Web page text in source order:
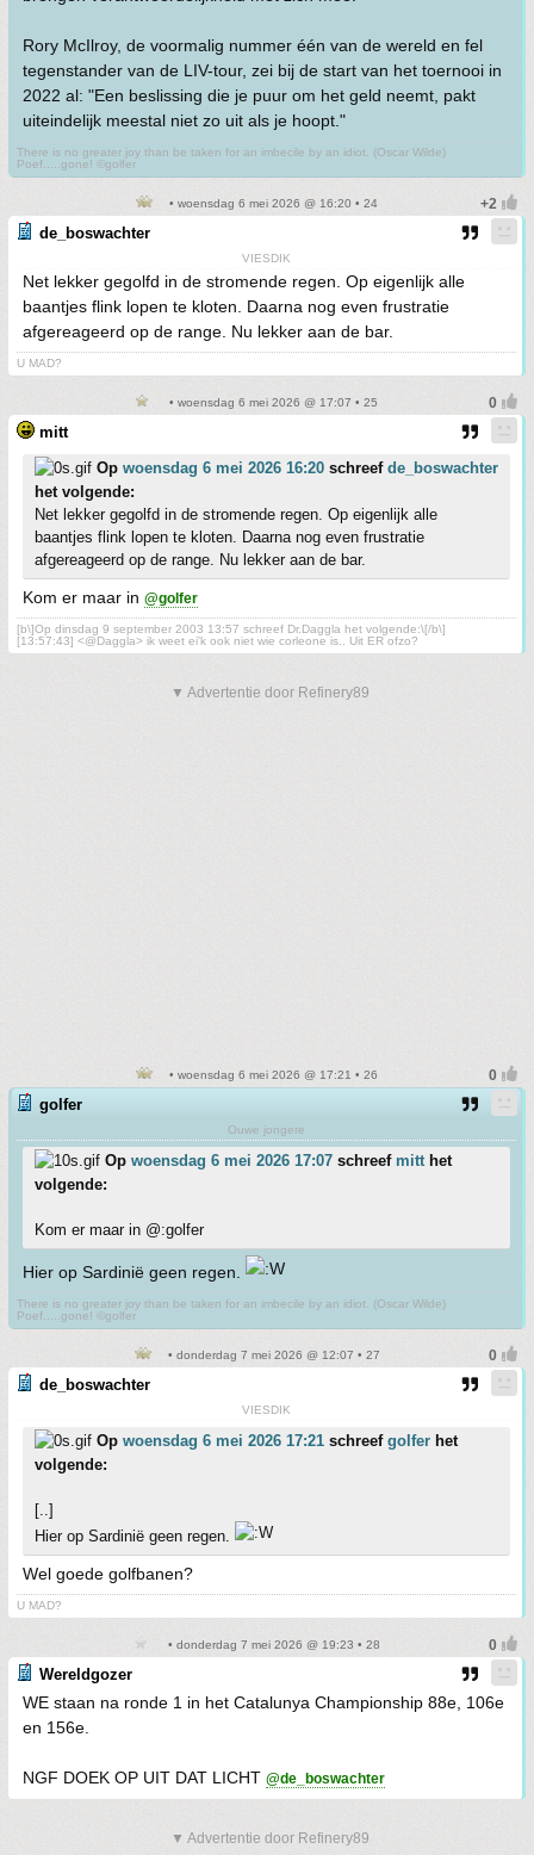
Rory McIlroy, de voormalig nummer één van de wereld en fel
tegenstander van de LIV-tour, zei bij de start van het toernooi in
2022 al: "Een beslissing die je puur om het geld neemt, pakt
uiteindelijk meestal niet zo uit als je hoopt."
There is no greater joy than be taken for an imbecile by an idiot. (Oscar Wilde)
Poef.....gone! ©golfer
• woensdag 6 mei 2026 @ 16:20 • 24
de_boswachter
VIESDIK
Net lekker gegolfd in de stromende regen. Op eigenlijk alle
baantjes flink lopen te kloten. Daarna nog even frustratie
afgereageerd op de range. Nu lekker aan de bar.
U MAD?
• woensdag 6 mei 2026 @ 17:07 • 25
mitt
Op woensdag 6 mei 2026 16:20 schreef de_boswachter
het volgende:
Net lekker gegolfd in de stromende regen. Op eigenlijk alle
baantjes flink lopen te kloten. Daarna nog even frustratie
afgereageerd op de range. Nu lekker aan de bar.
Kom er maar in @golfer
[b\]Op dinsdag 9 september 2003 13:57 schreef Dr.Daggla het volgende:\[/b\]
[13:57:43] <@Daggla> ik weet ei'k ook niet wie corleone is.. Uit ER ofzo?
▼ Advertentie door Refinery89
• woensdag 6 mei 2026 @ 17:21 • 26
golfer
Ouwe jongere
Op woensdag 6 mei 2026 17:07 schreef mitt het
volgende:
Kom er maar in @:golfer
Hier op Sardinië geen regen.
There is no greater joy than be taken for an imbecile by an idiot. (Oscar Wilde)
Poef.....gone! ©golfer
• donderdag 7 mei 2026 @ 12:07 • 27
de_boswachter
VIESDIK
Op woensdag 6 mei 2026 17:21 schreef golfer het
volgende:
[..]
Hier op Sardinië geen regen.
Wel goede golfbanen?
U MAD?
• donderdag 7 mei 2026 @ 19:23 • 28
Wereldgozer
WE staan na ronde 1 in het Catalunya Championship 88e, 106e
en 156e.
NGF DOEK OP UIT DAT LICHT @de_boswachter
▼ Advertentie door Refinery89